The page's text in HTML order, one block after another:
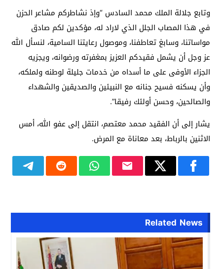
وتابع جلالة الملك محمد السادس “وإذ نشاطركم مشاعر الحزن
في هذا المصاب الجلل الذي لاراد له، مؤكدين لكم صادق
مواساتنا، وسابغ تعاطفنا، وموصول رعايتنا السامية، لنسأل الله
عز وجل أن يشمل فقيدكم العزيز بمغفرته ورضوانه، ويجزيه
الجزاء الأوفى على ما أسداه من خدمات جليلة لوطنه ولملكه،
وأن يسكنه فسيح جنانه مع النبيئين والصديقين والشهداء
والصالحين، وحسن أولئك رفيقا”.
يشار إلى أن الفقيد محمد معتصم، انتقل إلى عفو الله، أمس
الاثنين بالرباط، بعد معاناة مع المرض.
Related News